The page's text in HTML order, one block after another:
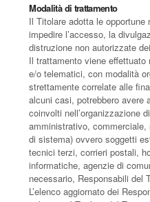
Modalità di trattamento
Il Titolare adotta le
impedire l’accesso, la
distruzione non autorizzate
Il trattamento viene
e/o telematici, con modalità
strettamente correlate alle
alcuni casi, potrebbero avere
coinvolti nell’organizzazione
amministrativo,
di sistema) ovvero soggetti
tecnici terzi, corrieri postali,
informatiche, agenzie di
necessario, Responsabili del
L’elenco aggiornato dei